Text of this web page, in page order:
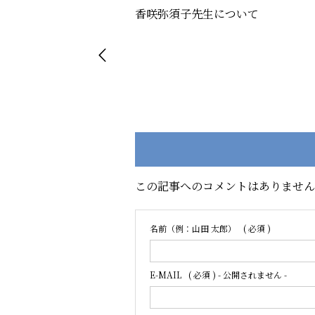
香咲弥須子先生について
この記事へのコメントはありません
名前（例：山田 太郎） ( 必須 )
E-MAIL ( 必須 ) - 公開されません -